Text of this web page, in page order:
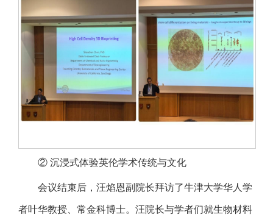
② 沉浸式体验英伦学术传统与文化
会议结束后，汪焰恩副院长拜访了牛津大学华人学
者叶华教授、常金科博士。汪院长与学者们就生物材料